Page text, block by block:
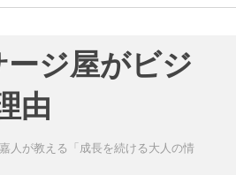
ージ屋がビジ
由
人が教える「成長を続ける大人の情